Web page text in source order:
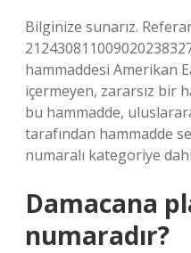
Bilginize sunarız.
hammaddesi Amerikan
içermeyen, zararsız bir
bu hammadde,
tarafından hammadde
numaralı kategoriye
Damacana
numaradır?